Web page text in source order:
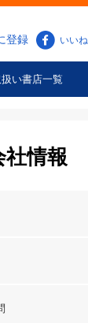
登録 いいね
い書店一覧
社情報